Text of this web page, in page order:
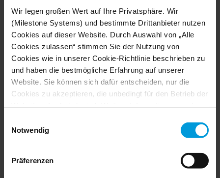
Wir legen großen Wert auf Ihre Privatsphäre. Wir
(Milestone Systems) und bestimmte Drittanbieter nutzen
Cookies auf dieser Website. Durch Auswahl von „Alle
Cookies zulassen“ stimmen Sie der Nutzung von
Cookies wie in unserer Cookie-Richtlinie beschrieben zu
und haben die bestmögliche Erfahrung auf unserer
Website. Sie können sich dafür entscheiden, nur die
Cookies zu akzeptieren, die unbedingt für den Betrieb der
Sie, wenn Sie auf „Details anzeigen“ klicken.
. Für Google-
Cookies können Sie unter folgender Adresse auch ein
Notwendig
Präferenzen